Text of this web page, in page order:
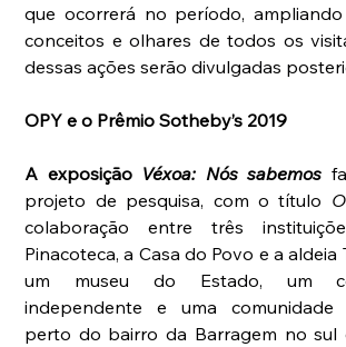
que ocorrerá no período,
conceitos e olhares de todos os
dessas ações serão divulgadas
OPY e o Prêmio Sotheby’s 2019
A exposição Véxoa: Nós sabemos
projeto de pesquisa, com o título
colaboração entre três
Pinacoteca, a Casa do Povo e a aldeia
um museu do Estado, um
independente e uma comunidade
perto do bairro da Barragem no sul